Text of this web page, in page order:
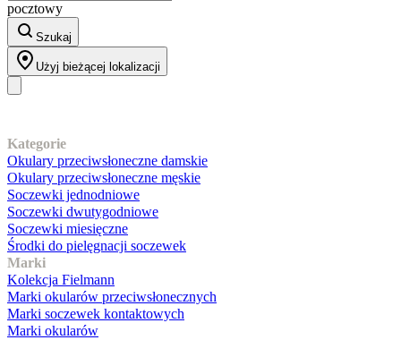
pocztowy
Szukaj
Użyj bieżącej lokalizacji
Kategorie
Okulary przeciwsłoneczne damskie
Okulary przeciwsłoneczne męskie
Soczewki jednodniowe
Soczewki dwutygodniowe
Soczewki miesięczne
Środki do pielęgnacji soczewek
Marki
Kolekcja Fielmann
Marki okularów przeciwsłonecznych
Marki soczewek kontaktowych
Marki okularów